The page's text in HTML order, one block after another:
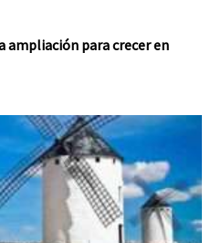
ampliación para crecer en